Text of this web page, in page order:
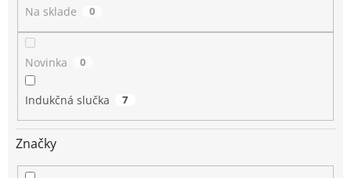
Na sklade 0
Novinka 0
Indukčná slučka 7
Značky